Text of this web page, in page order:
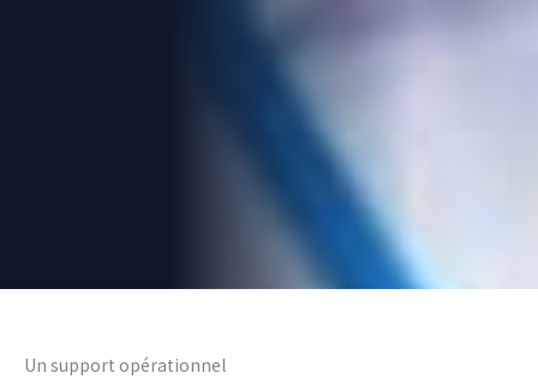
Un support opérationnel